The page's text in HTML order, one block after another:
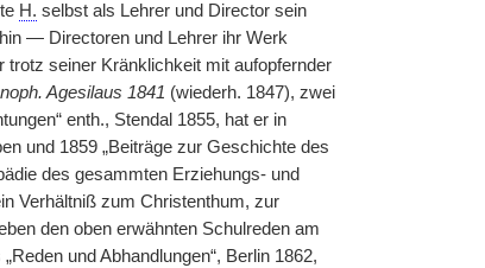
H. selbst als Lehrer und Director sein
— Directoren und Lehrer ihr Werk
trotz seiner Kränklichkeit mit aufopfernder
Agesilaus 1841 (wiederh. 1847), zwei
enth., Stendal 1855, hat er in
und 1859 „Beiträge zur Geschichte des
des gesammten Erziehungs- und
Verhältniß zum Christenthum, zur
den oben erwähnten Schulreden am
und Abhandlungen“, Berlin 1862,